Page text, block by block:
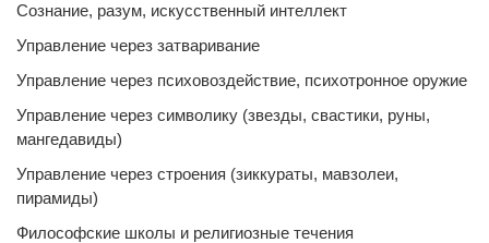
Сознание, разум, искусственный интеллект
Управление через затваривание
Управление через психовоздействие, психотронное оружие
Управление через символику (звезды, свастики, руны,
мангедавиды)
Управление через строения (зиккураты, мавзолеи,
пирамиды)
Философские школы и религиозные течения